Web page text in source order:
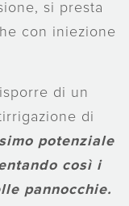
si presta
con iniezione
di un
di
potenziale
così i
pannocchie.